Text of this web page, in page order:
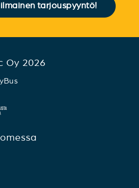
tarjouspyyntö!
Oy 2026